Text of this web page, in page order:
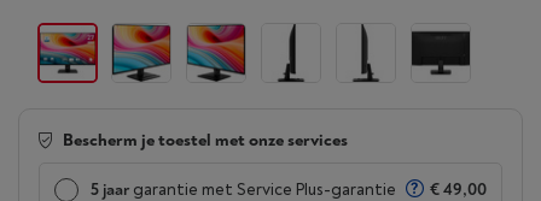
Bescherm je toestel met onze services
5 jaar garantie met Service Plus-garantie € 49,00